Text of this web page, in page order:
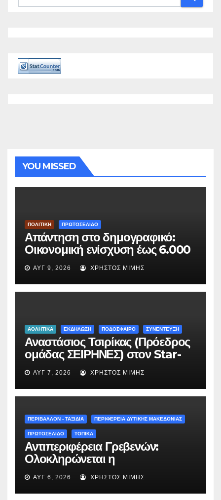
YOU MISSED
ΠΟΛΙΤΙΚΗ ΠΡΩΤΟΣΕΛΙΔΟ
Απάντηση στο δημογραφικό:
Οικονομική ενίσχυση έως 6.000
ευρώ σε οικογένειες του
Περιβολίου Γρεβενών από τον
Όμιλο Σαράντη
ΑΥΓ 9, 2026 ΧΡΉΣΤΟΣ ΜΊΜΗΣ
ΑΘΛΗΤΙΚΑ ΕΚΔΗΛΩΣΗ ΠΟΔΟΣΦΑΙΡΟ ΣΥΝΕΝΤΕΥΞΗ
Αναστάσιος Τσιρίκας (Πρόεδρος
ομάδας ΣΕΙΡΗΝΕΣ) στον Star-
fm 93.3: «Το όνειρο έγινε
πραγματικότητα – Σας
περιμένουμε όλους το Σάββατο
(audio)
ΑΥΓ 7, 2026 ΧΡΉΣΤΟΣ ΜΊΜΗΣ
ΠΕΡΙΒΑΛΛΟΝ - ΤΑΞΙΔΙΑ ΠΕΡΙΦΕΡΕΙΑ ΔΥΤΙΚΗΣ ΜΑΚΕΔΟΝΙΑΣ
ΠΡΩΤΟΣΕΛΙΔΟ ΤΟΠΙΚΑ
Αντιπεριφέρεια Γρεβενών:
Ολοκληρώνεται η
ασφαλτόστρωση της οδού
Περιβόλι – Αβδέλλα
ΑΥΓ 6, 2026 ΧΡΉΣΤΟΣ ΜΊΜΗΣ